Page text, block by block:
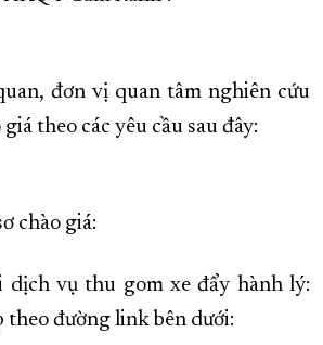
đơn vị quan tâm nghiên cứu
theo các yêu cầu sau đây:
chào giá:
dịch vụ thu gom xe đẩy hành lý:
theo đường link bên dưới: